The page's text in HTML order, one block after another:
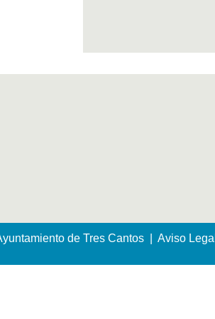
de Tres Cantos | Aviso Legal